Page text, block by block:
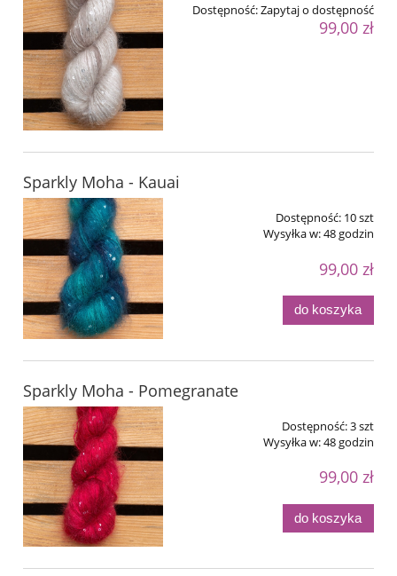
Dostępność:Zapytaj o dostępność
99,00 zł
Sparkly Moha - Kauai
Dostępność: 10 szt
Wysyłka w:48 godzin
99,00 zł
do koszyka
Sparkly Moha - Pomegranate
Dostępność:3 szt
Wysyłka w:48 godzin
99,00 zł
do koszyka